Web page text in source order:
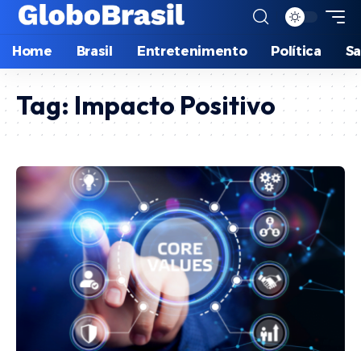
Home Brasil Entretenimento Política
Tag: Impacto Positivo